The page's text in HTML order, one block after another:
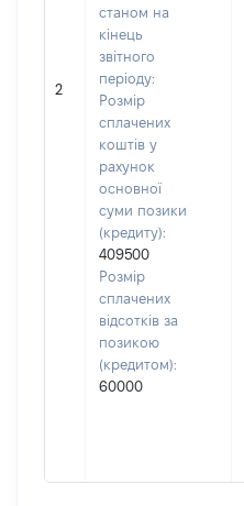
2
станом на
кінець
звітного
періоду:
Розмір
сплачених
коштів у
рахунок
основної
суми позики
(кредиту):
409500
Розмір
сплачених
відсотків за
позикою
(кредитом):
60000